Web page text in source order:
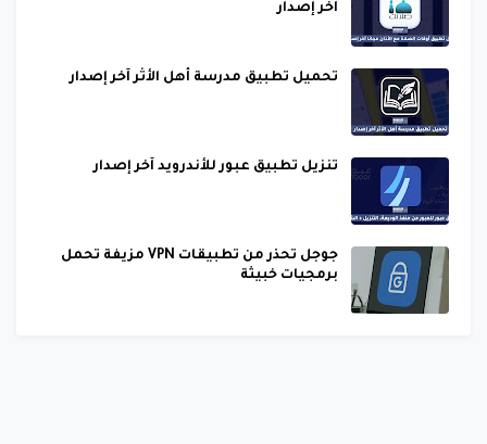
آخر إصدار
تحميل تطبيق مدرسة أهل الأثر آخر إصدار
تنزيل تطبيق عبور للأندرويد آخر إصدار
جوجل تحذر من تطبيقات VPN مزيفة تحمل
برمجيات خبيثة